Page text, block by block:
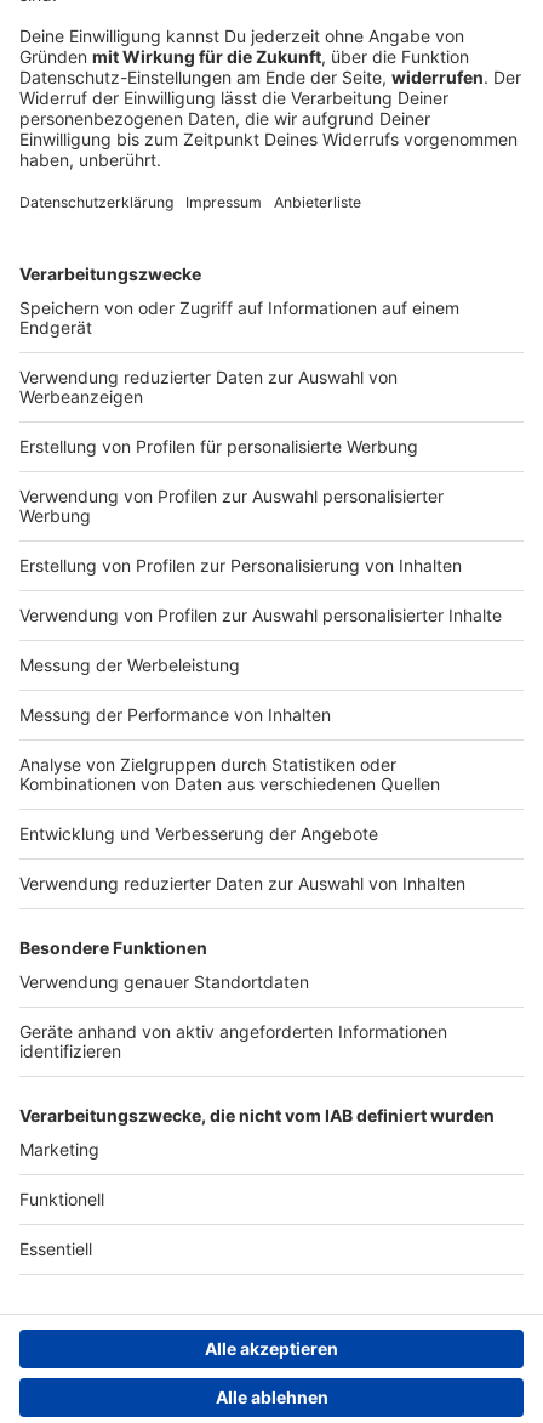
Gewalt bei «Schanzenfest» rund um YouTuber
«Drachenlord»
Schon im vergangenen Jahr kamen Tausende in den
früheren Wohnort des YouTubers «Drachenlord». Nun
«Schanzenfest» ausrücken. Die Bilanz.
DEINE GEMERKTEN ARTIKEL
Du hast dir noch keine Artikel gemerkt
Markiere sie hierfür mit einem
Impressum
Nutzungsbedingungen
Jobs
Presse
Werben
Archiv
ANTENNE BAYERN GROUP
Stiftung ANTENNE BAYERN
hilft
Teilnahmebedingungen
Grounding Page ANTENNE
BAYERN
Kontakt
Studio-Hotline
Verkehrs-Hotline
Datenschutz­erklärung
einstellungen
Persönliche Datenkontrolle
Newsletter